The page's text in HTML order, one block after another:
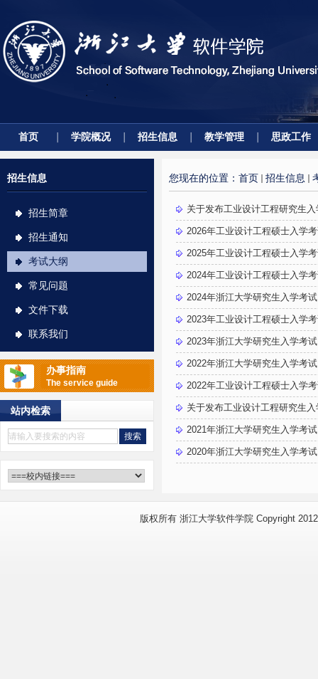
首页 学院概况 招生信息 教学管理 思政工作
招生信息
招生简章
招生通知
考试大纲
常见问题
文件下载
联系我们
办事指南
The service guide
站内检索
您现在的位置： 首页 招生信息
关于发布工业设计工程研究生
2026年工业设计工程硕士入学
2025年工业设计工程硕士入学
2024年工业设计工程硕士入学
2024年浙江大学研究生入学考
2023年工业设计工程硕士入学
2023年浙江大学研究生入学考
2022年浙江大学研究生入学考
2022年工业设计工程硕士入学
关于发布工业设计工程研究生
2021年浙江大学研究生入学考
2020年浙江大学研究生入学考
版权所有 浙江大学软件学院 Copyright